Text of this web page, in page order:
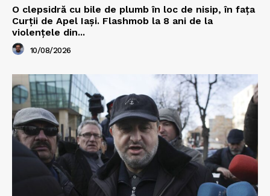
O clepsidră cu bile de plumb în loc de nisip, în fața
Curții de Apel Iași. Flashmob la 8 ani de la
violențele din...
10/08/2026